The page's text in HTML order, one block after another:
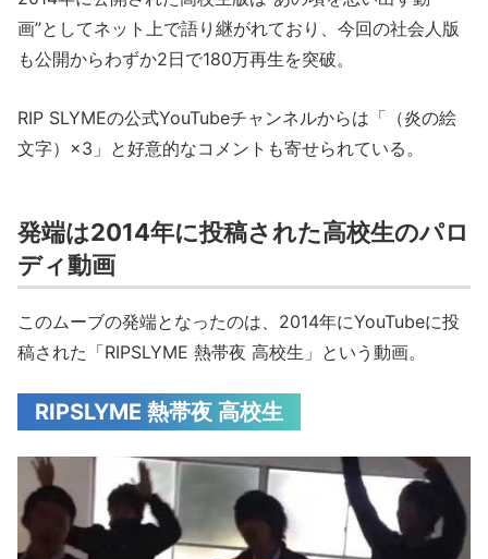
画”としてネット上で語り継がれており、今回の社会人版
も公開からわずか2日で180万再生を突破。
RIP SLYMEの公式YouTubeチャンネルからは「（炎の絵
文字）×3」と好意的なコメントも寄せられている。
発端は2014年に投稿された高校生のパロ
ディ動画
このムーブの発端となったのは、2014年にYouTubeに投
稿された「RIPSLYME 熱帯夜 高校生」という動画。
RIPSLYME 熱帯夜 高校生